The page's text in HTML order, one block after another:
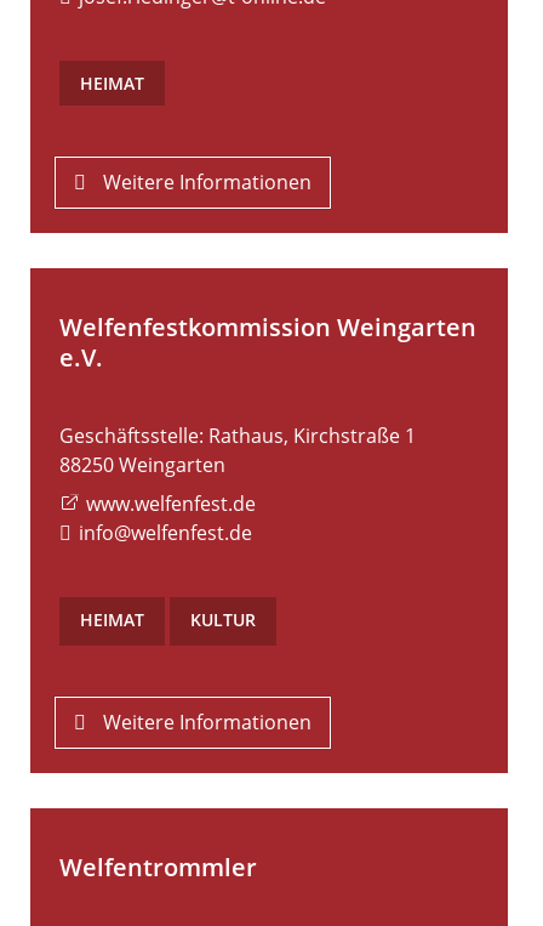
HEIMAT
Weitere Informationen
Welfenfestkommission Weingarten
e.V.
Geschäftsstelle: Rathaus, Kirchstraße 1
88250Weingarten
www.welfenfest.de
info@welfenfest.de
HEIMAT KULTUR
Weitere Informationen
Welfentrommler